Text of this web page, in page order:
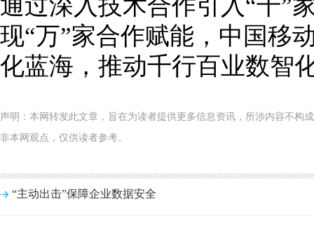
通过深入技术合作引入“千”
现“万”家合作赋能，中国移
化蓝海，推动千行百业数智
声明：本网转发此文章，旨在为读者提供更多信息资讯，所涉内容不构
非本网观点，仅供读者参考。
“主动出击”保障企业数据安全